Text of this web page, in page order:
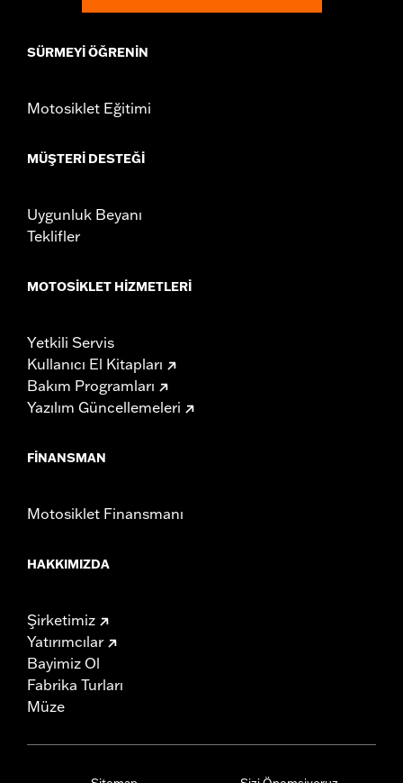
SÜRMEYI ÖĞRENIN
Motosiklet Eğitimi
MÜŞTERI DESTEĞI
Uygunluk Beyanı
Teklifler
MOTOSIKLET HIZMETLERI
Yetkili Servis
Kullanıcı El Kitapları
Bakım Programları
Yazılım Güncellemeleri
FINANSMAN
Motosiklet Finansmanı
HAKKIMIZDA
Şirketimiz
Yatırımcılar
Bayimiz Ol
Fabrika Turları
Müze